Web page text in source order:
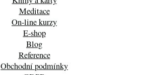
Meditace
On-line kurzy
E-shop
Blog
Reference
Obchodní podmínky